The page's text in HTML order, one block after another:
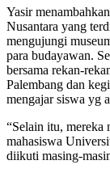
Yasir
Nusantara yang
mengujungi
para budayawan.
bersama rekan-
Palembang dan
mengajar siswa yg
“Selain itu, mereka
mahasiswa
diikuti masing-